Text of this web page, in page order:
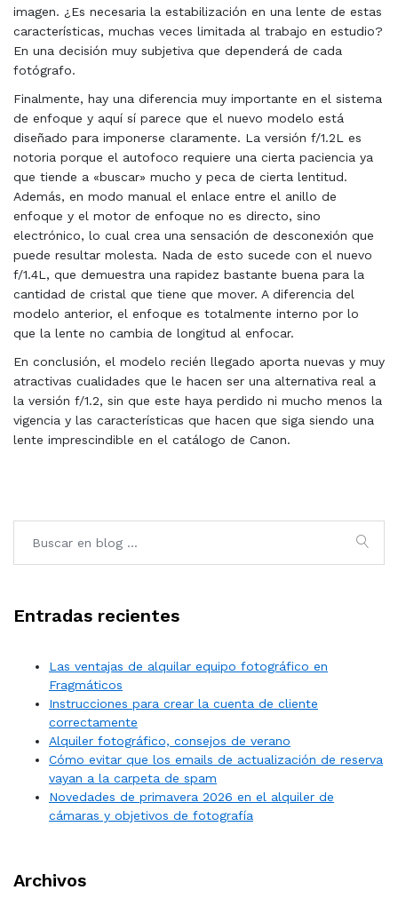
imagen. ¿Es necesaria la estabilización en una lente de estas
características, muchas veces limitada al trabajo en estudio?
En una decisión muy subjetiva que dependerá de cada
fotógrafo.
Finalmente, hay una diferencia muy importante en el sistema
de enfoque y aquí sí parece que el nuevo modelo está
diseñado para imponerse claramente. La versión f/1.2L es
notoria porque el autofoco requiere una cierta paciencia ya
que tiende a «buscar» mucho y peca de cierta lentitud.
Además, en modo manual el enlace entre el anillo de
enfoque y el motor de enfoque no es directo, sino
electrónico, lo cual crea una sensación de desconexión que
puede resultar molesta. Nada de esto sucede con el nuevo
f/1.4L, que demuestra una rapidez bastante buena para la
cantidad de cristal que tiene que mover. A diferencia del
modelo anterior, el enfoque es totalmente interno por lo
que la lente no cambia de longitud al enfocar.
En conclusión, el modelo recién llegado aporta nuevas y muy
atractivas cualidades que le hacen ser una alternativa real a
la versión f/1.2, sin que este haya perdido ni mucho menos la
vigencia y las características que hacen que siga siendo una
lente imprescindible en el catálogo de Canon.
Entradas recientes
Las ventajas de alquilar equipo fotográfico en
Fragmáticos
Instrucciones para crear la cuenta de cliente
correctamente
Alquiler fotográfico, consejos de verano
Cómo evitar que los emails de actualización de reserva
vayan a la carpeta de spam
Novedades de primavera 2026 en el alquiler de
cámaras y objetivos de fotografía
Archivos